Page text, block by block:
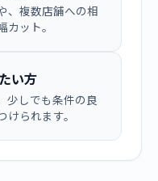
、複数店舗への相
ット。
い方
少しでも条件の良
られます。